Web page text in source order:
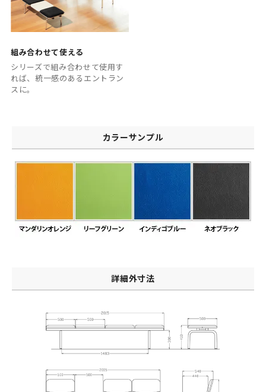
組み合わせて使える
シリーズで組み合わせて使用す
れば、統一感のあるエントラン
スに。
カラーサンプル
詳細外寸法